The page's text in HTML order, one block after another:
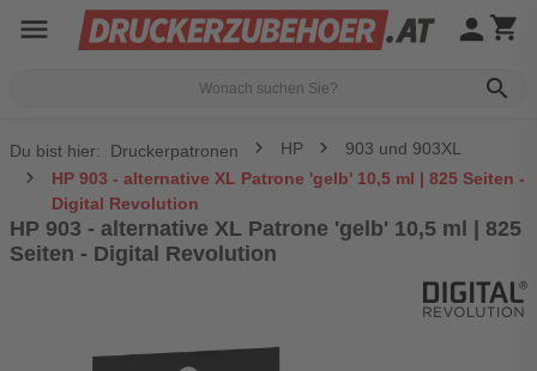
menu
search
person shopping_cart
Du bist hier: Druckerpatronen HP
903 und 903XL
HP 903 - alternative XL Patrone 'gelb' 10,5 ml | 825 Seiten -
Digital Revolution
HP 903 - alternative XL Patrone 'gelb' 10,5 ml | 825
Seiten - Digital Revolution